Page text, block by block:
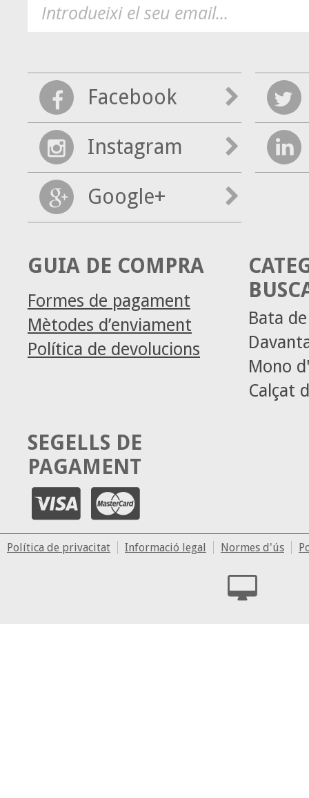
Facebook
Instagram
Google+
GUIA DE COMPRA
Formes de pagament
Mètodes d’enviament
Política de devolucions
Bata
Mono
Calçat
SEGELLS DE
PAGAMENT
Política de privacitat Informació legal Normes d'ús